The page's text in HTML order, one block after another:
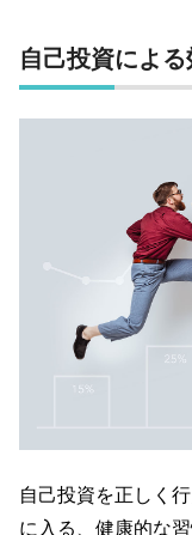
自己投資によ
自己投資を正しく
に入る、健康的な